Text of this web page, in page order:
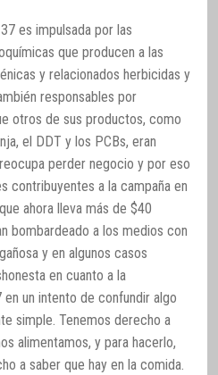
es impulsada por las
que producen a las
y relacionados herbicidas y
responsables por
otros de sus productos, como
el DDT y los PCBs, eran
perder negocio y por eso
contribuyentes a la campaña en
ahora lleva más de $40
bombardeado a los medios con
y en algunos casos
en cuanto a la
en un intento de confundir algo
simple. Tenemos derecho a
alimentamos, y para hacerlo,
a saber que hay en la comida.